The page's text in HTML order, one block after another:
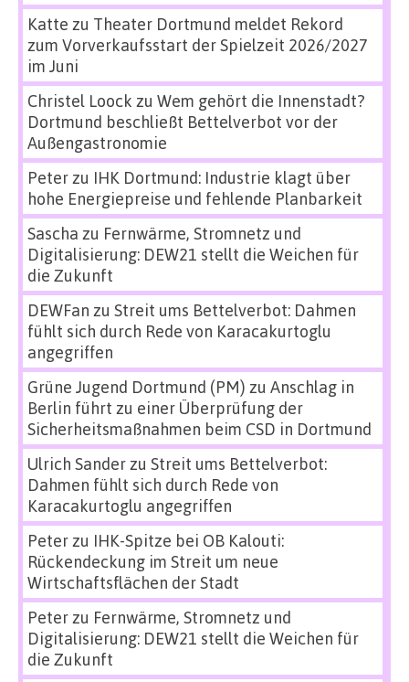
Katte zu Theater Dortmund meldet Rekord
zum Vorverkaufsstart der Spielzeit 2026/2027
im Juni
Christel Loock zu Wem gehört die Innenstadt?
Dortmund beschließt Bettelverbot vor der
Außengastronomie
Peterzu IHK Dortmund: Industrie klagt über
hohe Energiepreise und fehlende Planbarkeit
Sascha zu Fernwärme, Stromnetz und
Digitalisierung: DEW21 stellt die Weichen für
die Zukunft
DEWFan zu Streit ums Bettelverbot: Dahmen
fühlt sich durch Rede von Karacakurtoglu
angegriffen
Grüne Jugend Dortmund (PM) zu Anschlag in
Berlin führt zu einer Überprüfung der
Sicherheitsmaßnahmen beim CSD in Dortmund
Ulrich Sanderzu Streit ums Bettelverbot:
Dahmen fühlt sich durch Rede von
Karacakurtoglu angegriffen
Peterzu IHK-Spitze bei OB Kalouti:
Rückendeckung im Streit um neue
Wirtschaftsflächen der Stadt
Peterzu Fernwärme, Stromnetz und
Digitalisierung: DEW21 stellt die Weichen für
die Zukunft